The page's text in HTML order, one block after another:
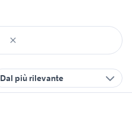
Dal più rilevante